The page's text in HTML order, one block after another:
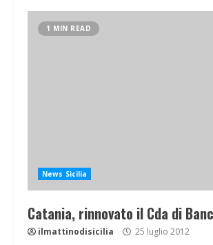
1 MIN READ
News Sicilia
Catania, rinnovato il Cda di
ilmattinodisicilia 25 luglio 2012